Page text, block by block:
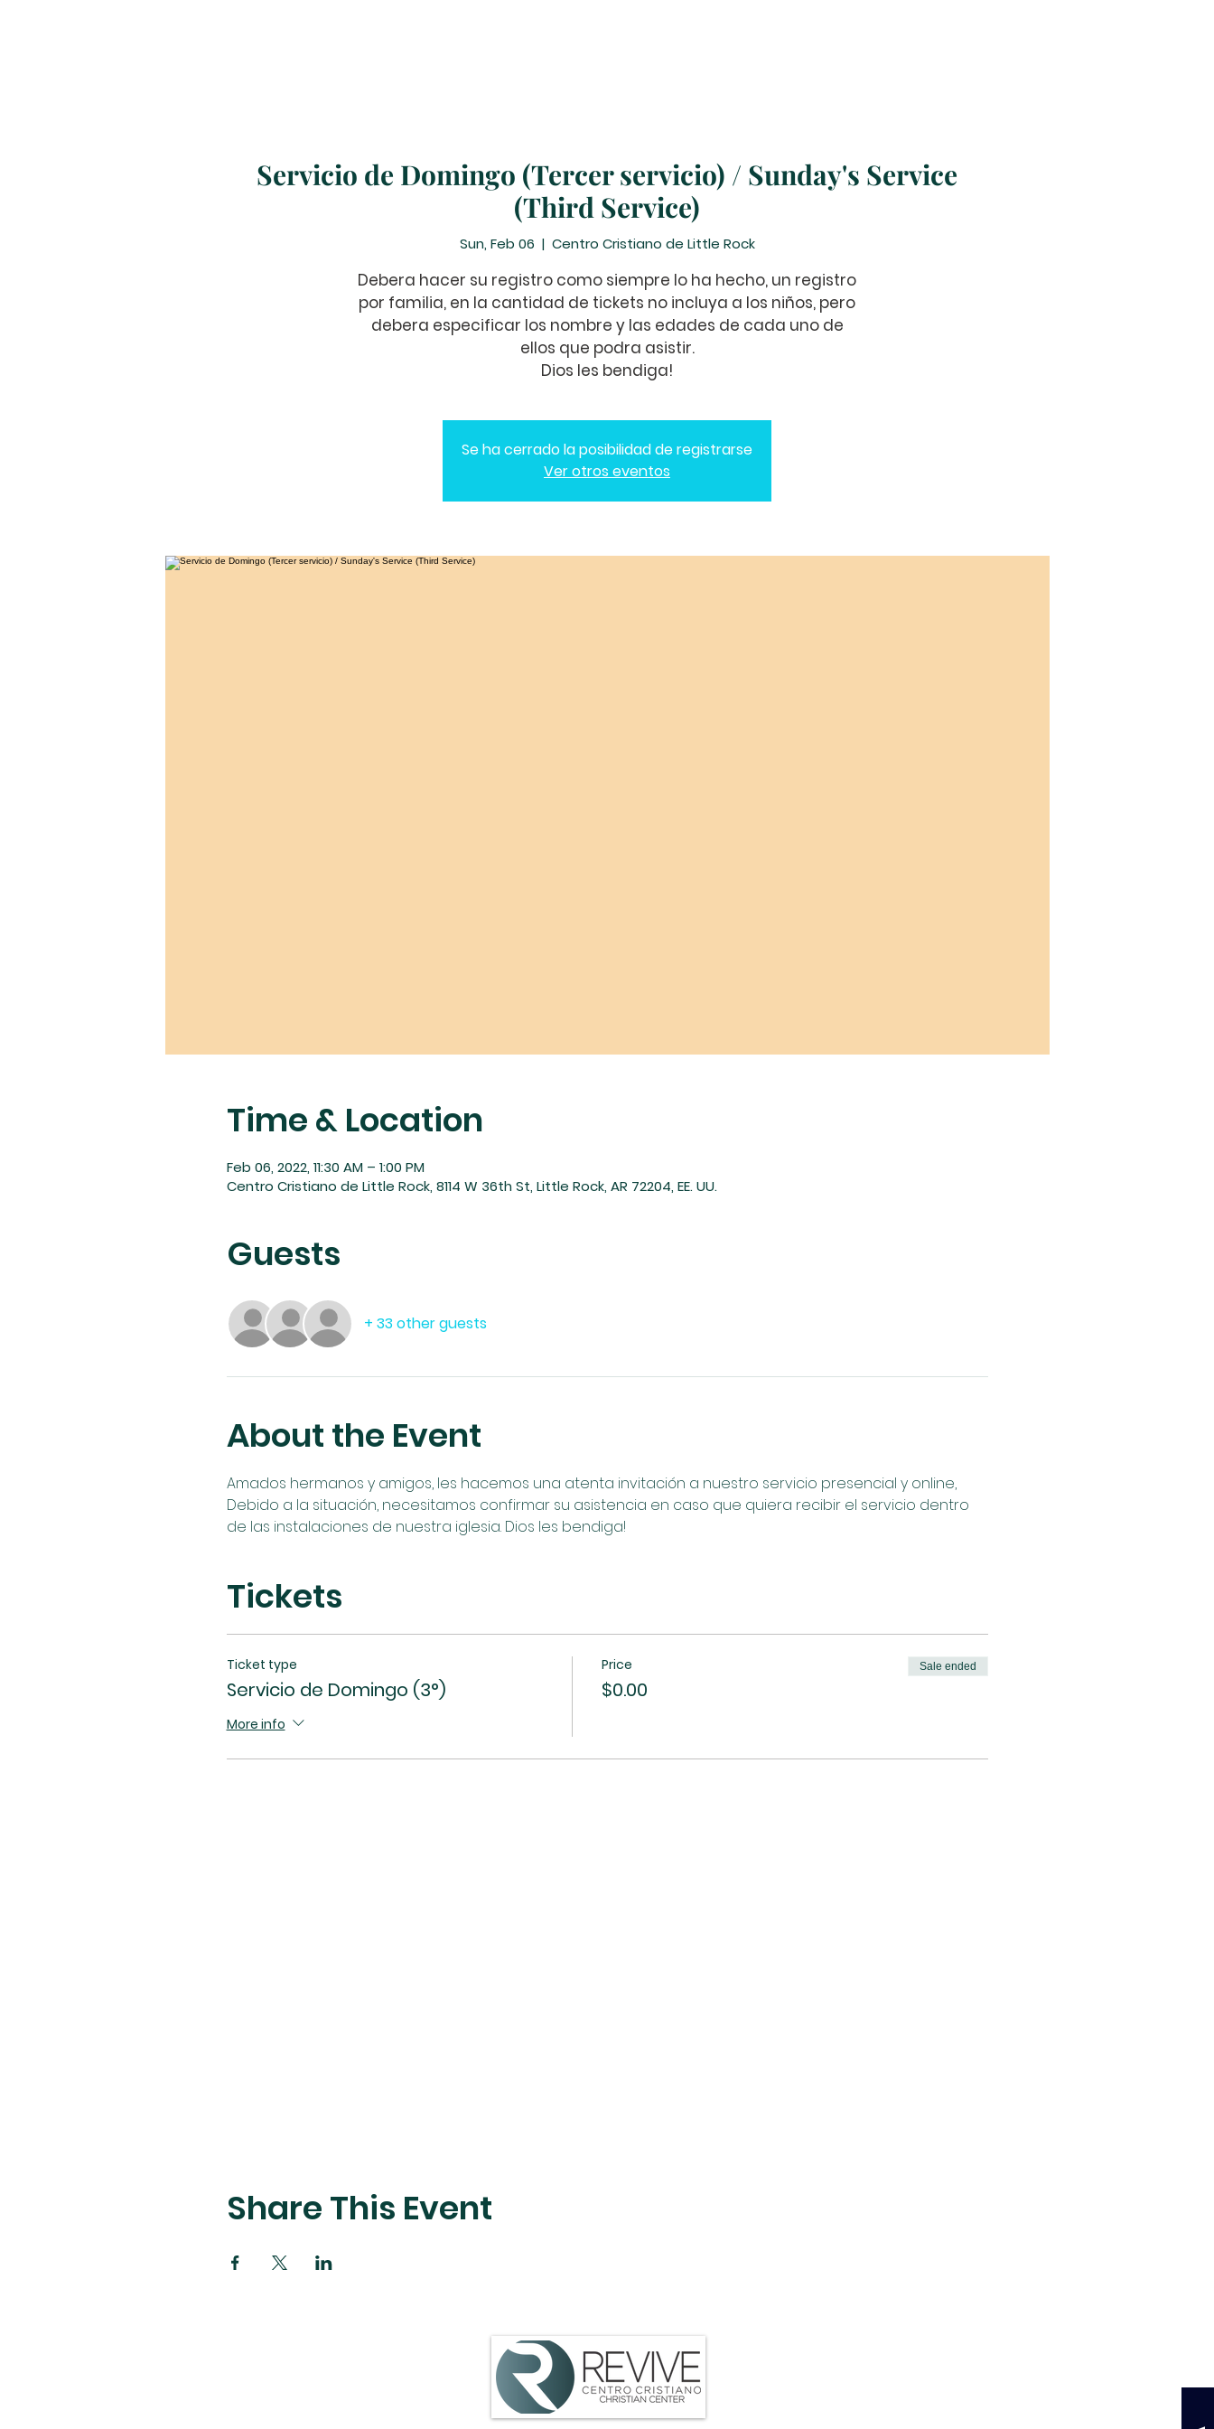
Servicio de Domingo (Tercer servicio) / Sunday's Service
(Third Service)
Sun, Feb 06
  |
Centro Cristiano de Little Rock
Debera hacer su registro como siempre lo ha hecho, un registro
por familia, en la cantidad de tickets no incluya a los niños, pero
debera especificar los nombre y las edades de cada uno de
ellos que podra asistir.
Dios les bendiga!
Se ha cerrado la posibilidad de registrarse
Ver otros eventos
Time & Location
Feb 06, 2022, 11:30 AM – 1:00 PM
Centro Cristiano de Little Rock, 8114 W 36th St, Little Rock, AR 72204, EE. UU.
Guests
+ 33 other guests
About the Event
Amados hermanos y amigos, les hacemos una atenta invitación a nuestro servicio presencial y online,
Debido a la situación, necesitamos confirmar su asistencia en caso que quiera recibir el servicio dentro
de las instalaciones de nuestra iglesia. Dios les bendiga!
Tickets
Ticket type
Servicio de Domingo (3°)
More info
Price
$0.00
Sale ended
Share This Event